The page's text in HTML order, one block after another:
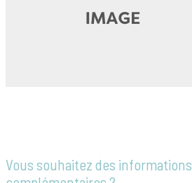
Vous souhaitez des informations